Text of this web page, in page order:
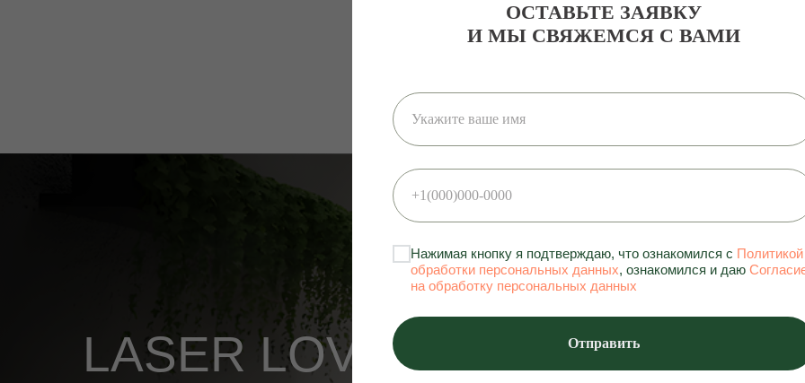
LASER LOVE — ВАША
ОСТАВЬТЕ ЗАЯВКУ
И МЫ СВЯЖЕМСЯ С ВАМИ
Нажимая кнопку я подтверждаю, что ознакомился с Политикой
обработки персональных данных, ознакомился и даю
на обработку персональных данных
Отправить